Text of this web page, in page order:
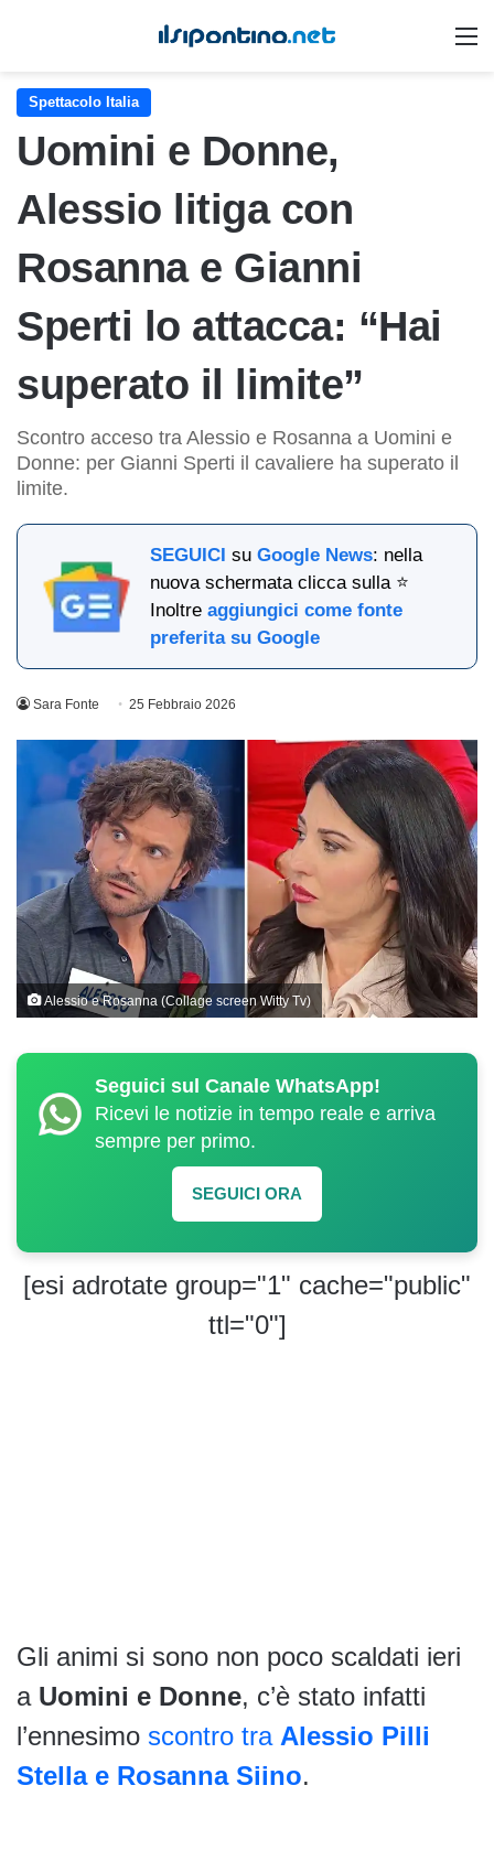
Spettacolo Italia
Uomini e Donne,
Alessio litiga con
Rosanna e Gianni
Sperti lo attacca: “Hai
superato il limite”
Scontro acceso tra Alessio e Rosanna a Uomini e
Donne: per Gianni Sperti il cavaliere ha superato il
limite.
SEGUICI suGoogle News: nella
nuova schermata clicca sulla ⭐
Inoltreaggiungici come fonte
preferita su Google
Sara Fonte 25 Febbraio 2026
Alessio e Rosanna (Collage screen Witty Tv)
Seguici sul Canale WhatsApp!
Ricevi le notizie in tempo reale e arriva
sempre per primo.
SEGUICI ORA
[esi adrotate group="1" cache="public"
ttl="0"]
Gli animi si sono non poco scaldati ieri
a Uomini e Donne, c’è stato infatti
l’ennesimo scontro tra Alessio Pilli
Stella e Rosanna Siino.